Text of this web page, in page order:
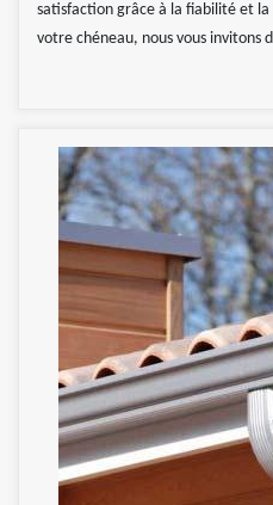
satisfaction grâce à la fiabilité et
votre chéneau, nous vous invitons